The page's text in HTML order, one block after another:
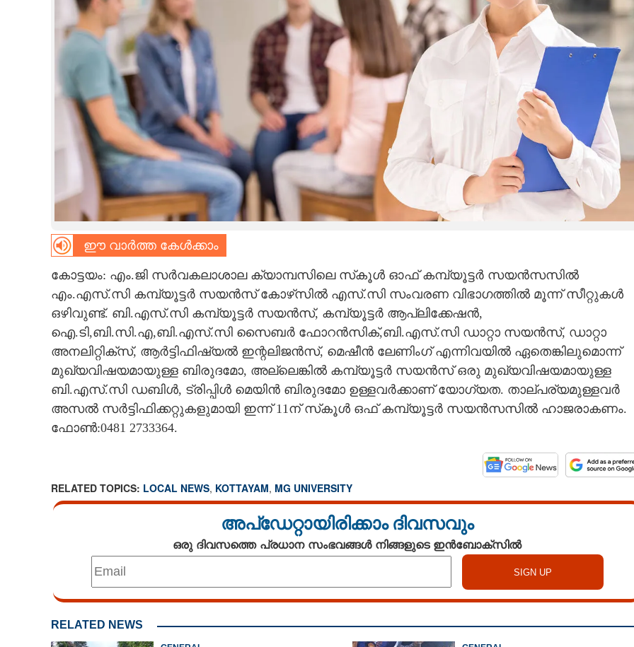
LIFESTYLE
SPIRITUAL
CARTOONS
LITERATURE
CONTACT US
ഈ വാർത്ത കേൾക്കാം
കോട്ടയം: എം.ജി സർവകലാശാല ക്യാമ്പസിലെ സ്‌കൂൾ ഓഫ് കമ്പ്യൂട്ടർ സയൻസസിൽ
എം.എസ്.സി കമ്പ്യൂട്ടർ സയൻസ് കോഴ്‌സിൽ എസ്.സി സംവരണ വിഭാഗത്തിൽ മൂന്ന് സീറ്റുകൾ
ഒഴിവുണ്ട്. ബി.എസ്.സി കമ്പ്യൂട്ടർ സയൻസ്, കമ്പ്യൂട്ടർ ആപ്ലിക്കേഷൻ,
ഐ.ടി,ബി.സി.എ,ബി.എസ്.സി സൈബർ ഫോറൻസിക്,ബി.എസ്.സി ഡാറ്റാ സയൻസ്, ഡാറ്റാ
അനലിറ്റിക്‌സ്, ആർട്ടിഫിഷ്യൽ ഇന്റലിജൻസ്, മെഷീൻ ലേണിംഗ് എന്നിവയിൽ ഏതെങ്കിലുമൊന്ന്
മുഖ്യവിഷയമായുള്ള ബിരുദമോ, അല്ലെങ്കിൽ കമ്പ്യൂട്ടർ സയൻസ് ഒരു മുഖ്യവിഷയമായുള്ള
ബി.എസ്.സി ഡബിൾ, ട്രിപ്പിൾ മെയിൻ ബിരുദമോ ഉള്ളവർക്കാണ് യോഗ്യത. താല്പര്യമുള്ളവർ
അസൽ സർട്ടിഫിക്കറ്റുകളുമായി ഇന്ന് 11ന് സ്‌കൂൾ ഒഫ് കമ്പ്യൂട്ടർ സയൻസസിൽ ഹാജരാകണം.
ഫോൺ:0481 2733364.
RELATED TOPICS: LOCAL NEWS, KOTTAYAM, MG UNIVERSITY
അപ്ഡേറ്റായിരിക്കാം ദിവസവും
ഒരു ദിവസത്തെ പ്രധാന സംഭവങ്ങൾ നിങ്ങളുടെ ഇൻബോക്സിൽ
RELATED NEWS